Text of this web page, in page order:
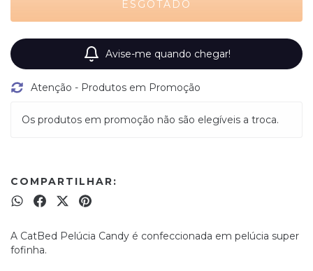
Avise-me quando chegar!
Atenção - Produtos em Promoção
Os produtos em promoção não são elegíveis a troca.
COMPARTILHAR:
A CatBed Pelúcia Candy é confeccionada em pelúcia super
fofinha.